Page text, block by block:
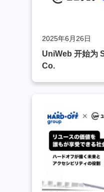
2025年6月26日
UniWeb 开始为
Co.